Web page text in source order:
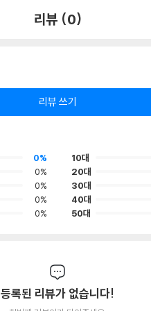
리뷰 (0)
리뷰 쓰기
0%
0%
0%
0%
0%
10대
20대
30대
40대
50대
등록된 리뷰가 없습니다!